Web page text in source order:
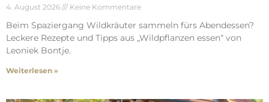
4. August 2026 Keine Kommentare
Beim Spaziergang Wildkräuter sammeln fürs Abendessen?
Leckere Rezepte und Tipps aus „Wildpflanzen essen“ von
Leoniek Bontje.
Weiterlesen »